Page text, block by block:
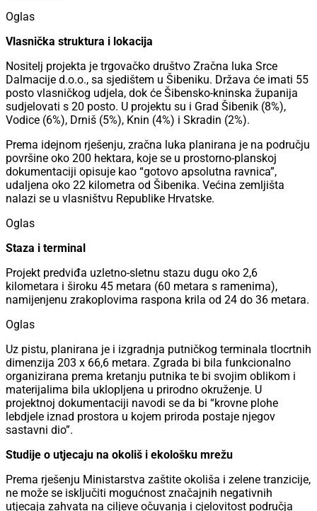
Oglas
Vlasnička struktura i lokacija
Nositelj projekta je trgovačko društvo Zračna luka Srce
Dalmacije d.o.o., sa sjedištem u Šibeniku. Država će imati 55
posto vlasničkog udjela, dok će Šibensko-kninska županija
sudjelovati s 20 posto. U projektu su i Grad Šibenik (8%),
Vodice (6%), Drniš (5%), Knin (4%) i Skradin (2%).
Prema idejnom rješenju, zračna luka planirana je na području
površine oko 200 hektara, koje se u prostorno-planskoj
dokumentaciji opisuje kao “gotovo apsolutna ravnica”,
udaljena oko 22 kilometra od Šibenika. Većina zemljišta
nalazi se u vlasništvu Republike Hrvatske.
Oglas
Staza i terminal
Projekt predviđa uzletno-sletnu stazu dugu oko 2,6
kilometara i široku 45 metara (60 metara s ramenima),
namijenjenu zrakoplovima raspona krila od 24 do 36 metara.
Oglas
Uz pistu, planirana je i izgradnja putničkog terminala tlocrtnih
dimenzija 203 x 66,6 metara. Zgrada bi bila funkcionalno
organizirana prema kretanju putnika te bi svojim oblikom i
materijalima bila uklopljena u prirodno okruženje. U
projektnoj dokumentaciji navodi se da bi “krovne plohe
lebdjele iznad prostora u kojem priroda postaje njegov
sastavni dio”.
Studije o utjecaju na okoliš i ekološku mrežu
Prema rješenju Ministarstva zaštite okoliša i zelene tranzicije,
ne može se isključiti mogućnost značajnih negativnih
utjecaja zahvata na ciljeve očuvanja i cjelovitost područja